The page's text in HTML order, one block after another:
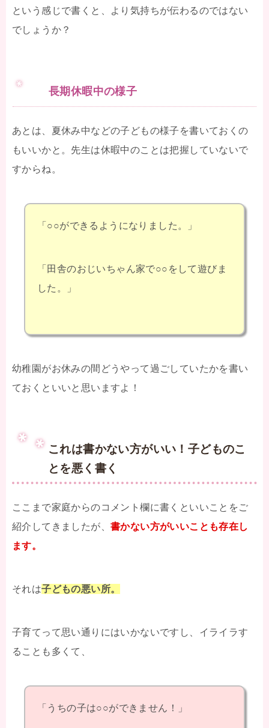
という感じで書くと、より気持ちが伝わるのではない
でしょうか？
長期休暇中の様子
あとは、夏休み中などの子どもの様子を書いておくの
もいいかと。先生は休暇中のことは把握していないで
すからね。
「○○ができるようになりました。」
「田舎のおじいちゃん家で○○をして遊びま
した。」
幼稚園がお休みの間どうやって過ごしていたかを書い
ておくといいと思いますよ！
これは書かない方がいい！子どものこ
とを悪く書く
ここまで家庭からのコメント欄に書くといいことをご
紹介してきましたが、 書かない方がいいことも存在し
ます。
それは子どもの悪い所。
子育てって思い通りにはいかないですし、イライラす
ることも多くて、
「うちの子は○○ができません！」